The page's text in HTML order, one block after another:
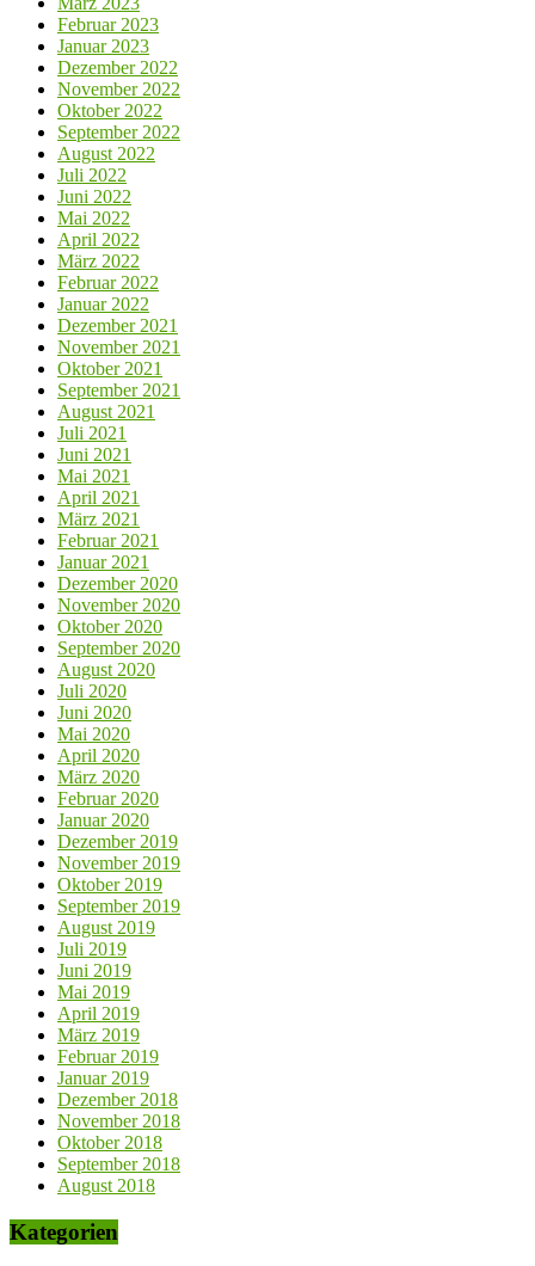
Februar 2023
Januar 2023
Dezember 2022
November 2022
Oktober 2022
September 2022
August 2022
Juli 2022
Juni 2022
Mai 2022
April 2022
März 2022
Februar 2022
Januar 2022
Dezember 2021
November 2021
Oktober 2021
September 2021
August 2021
Juli 2021
Juni 2021
Mai 2021
April 2021
März 2021
Februar 2021
Januar 2021
Dezember 2020
November 2020
Oktober 2020
September 2020
August 2020
Juli 2020
Juni 2020
Mai 2020
April 2020
März 2020
Februar 2020
Januar 2020
Dezember 2019
November 2019
Oktober 2019
September 2019
August 2019
Juli 2019
Juni 2019
Mai 2019
April 2019
März 2019
Februar 2019
Januar 2019
Dezember 2018
November 2018
Oktober 2018
September 2018
August 2018
Kategorien